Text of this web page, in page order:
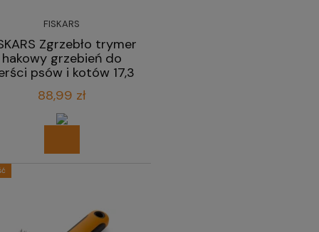
FISKARS
Zgrzebło trymer
hakowy grzebień do
psów i kotów 17,3
88,99 zł